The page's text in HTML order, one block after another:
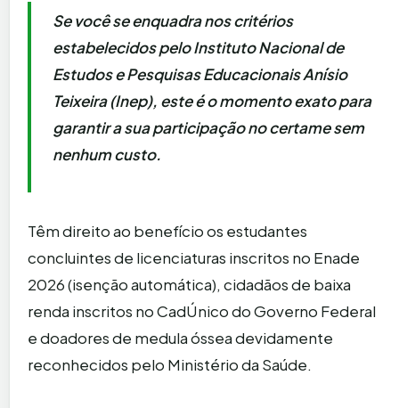
Se você se enquadra nos critérios
estabelecidos pelo Instituto Nacional de
Estudos e Pesquisas Educacionais Anísio
Teixeira (Inep), este é o momento exato para
garantir a sua participação no certame sem
nenhum custo.
Têm direito ao benefício os estudantes
concluintes de licenciaturas inscritos no Enade
2026 (isenção automática), cidadãos de baixa
renda inscritos no CadÚnico do Governo Federal
e doadores de medula óssea devidamente
reconhecidos pelo Ministério da Saúde.